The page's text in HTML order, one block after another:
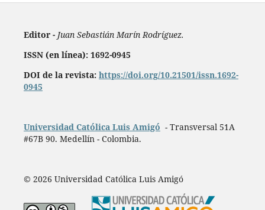
Editor - Juan Sebastián Marín Rodríguez.
ISSN (en línea): 1692-0945
DOI de la revista: https://doi.org/10.21501/issn.1692-
0945
Universidad Católica Luis Amigó - Transversal 51A
#67B 90. Medellín - Colombia.
© 2026 Universidad Católica Luis Amigó